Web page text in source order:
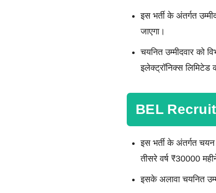
इस भर्ती के अंतर्गत
जाएगा।
चयनित उम्मीदवार को
इलेक्ट्रॉनिक्स लिमिटेड
BEL
इस भर्ती के अंतर्गत
तीसरे वर्ष ₹30000
इसके अलावा चयनित